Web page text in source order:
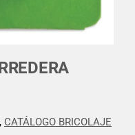
, CATÁLOGO BRICOLAJE